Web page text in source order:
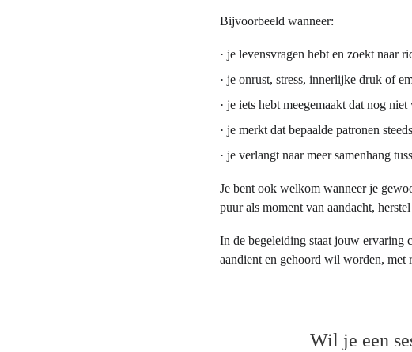
Bijvoorbeeld wanneer:
· je levensvragen hebt en zoekt naar
· je onrust, stress, innerlijke druk of
· je iets hebt meegemaakt dat nog
· je merkt dat bepaalde patronen
· je verlangt naar meer samenhang
Je bent ook welkom wanneer je
puur als moment van aandacht,
In de begeleiding staat jouw ervaring
aandient en gehoord wil worden, met
Wil je een